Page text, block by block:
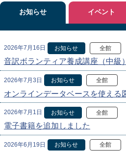
お知らせ
2026年7月16日 お知らせ 全館
音訳ボランティア養成講座（中級
2026年7月3日 お知らせ 全館
オンラインデータベースを使える
2026年7月1日 お知らせ 全館
電子書籍を追加しました
2026年6月19日 お知らせ 全館
イベント